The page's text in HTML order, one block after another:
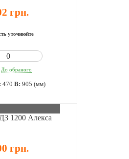
грн.
уточнюйте
До обраного
470 В: 905 (мм)
грн.